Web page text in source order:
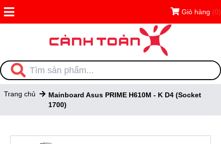
Giỏ hàng (0)
Trang chủ
Mainboard Asus PRIME H610M - K D4 (Socket
1700)